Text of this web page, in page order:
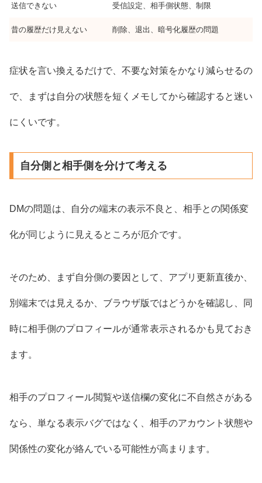
送信できない 受信設定、相手側状態、制限
昔の履歴だけ見えない 削除、退出、暗号化履歴の問題
症状を言い換えるだけで、不要な対策をかなり減らせるの
で、まずは自分の状態を短くメモしてから確認すると迷い
にくいです。
自分側と相手側を分けて考える
DMの問題は、自分の端末の表示不良と、相手との関係変
化が同じように見えるところが厄介です。
そのため、まず自分側の要因として、アプリ更新直後か、
別端末では見えるか、ブラウザ版ではどうかを確認し、同
時に相手側のプロフィールが通常表示されるかも見ておき
ます。
相手のプロフィール閲覧や送信欄の変化に不自然さがある
なら、単なる表示バグではなく、相手のアカウント状態や
関係性の変化が絡んでいる可能性が高まります。